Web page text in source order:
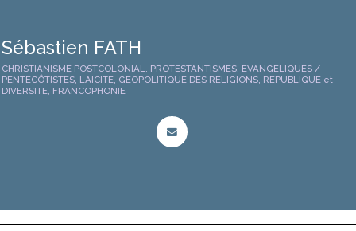
Sébastien FATH
CHRISTIANISME POSTCOLONIAL, PROTESTANTISMES, EVANGELIQUES /
PENTECÔTISTES, LAICITE, GEOPOLITIQUE DES RELIGIONS, REPUBLIQUE et
DIVERSITE, FRANCOPHONIE